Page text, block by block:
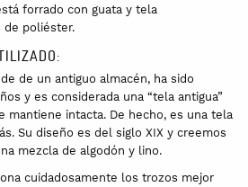
forrado con guata y tela
de poliéster.
de un antiguo almacén, ha sido
y es considerada una “tela antigua”
mantiene intacta. De hecho, es una tela
Su diseño es del siglo XIX y creemos
mezcla de algodón y lino.
cuidadosamente los trozos mejor